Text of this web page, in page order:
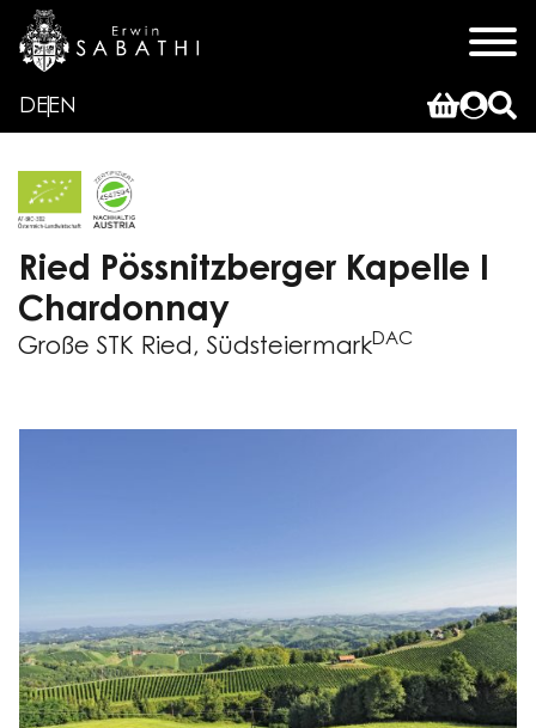
DEEN
Ried Pössnitzberger Kapelle I
Chardonnay
Große STK Ried, SüdsteiermarkDAC